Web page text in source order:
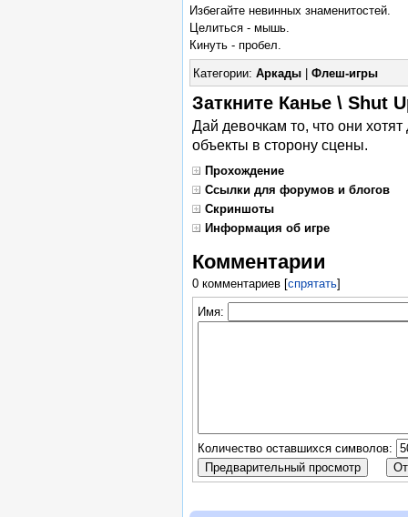
Избегайте невинных знаменитостей.
Целиться - мышь.
Кинуть - пробел.
Категории: Аркады| Флеш-игры
Заткните Канье \ Shut
Дай девочкам то, что они
объекты в сторону сцены.
Прохождение
Ссылки для форумов и блогов
Скриншоты
Информация об игре
Комментарии
0 комментариев[спрятать]
Имя:
Количество оставшихся символов: